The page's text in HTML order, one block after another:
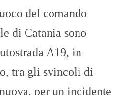
del comando
di Catania sono
A19, in
tra gli svincoli di
per un incidente